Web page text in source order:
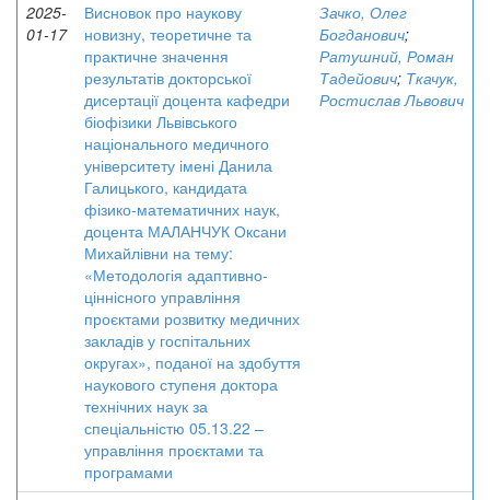
2025-
01-17
Висновок про наукову
новизну, теоретичне та
практичне значення
результатів докторської
дисертації доцента кафедри
біофізики Львівського
національного медичного
університету імені Данила
Галицького, кандидата
фізико-математичних наук,
доцента МАЛАНЧУК Оксани
Михайлівни на тему:
«Методологія адаптивно-
ціннісного управління
проєктами розвитку медичних
закладів у госпітальних
округах», поданої на здобуття
наукового ступеня доктора
технічних наук за
спеціальністю 05.13.22 –
управління проєктами та
програмами
Зачко, Олег
Богданович;
Ратушний, Роман
Тадейович; Ткачук,
Ростислав Львович